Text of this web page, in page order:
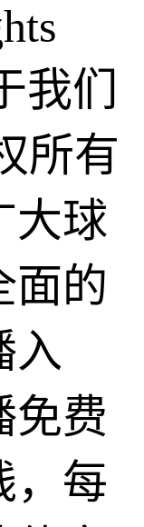
我们
所有
大球
面的
入
免费
，每